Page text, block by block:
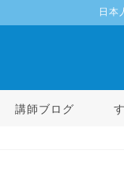
日本
講師ブログ